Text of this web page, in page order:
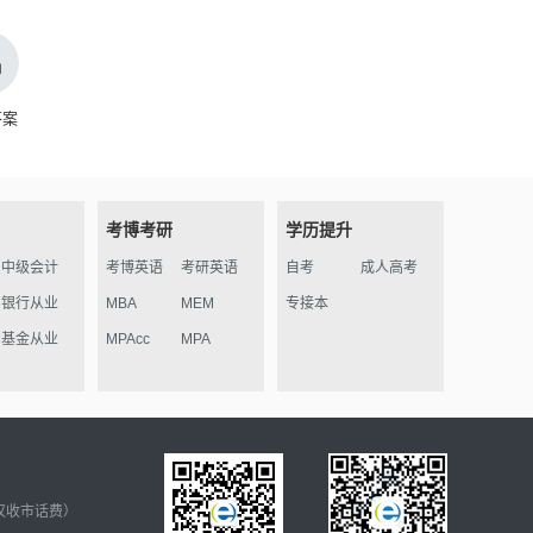
中级会计
银行从业
基金从业
考博考研
考博英语 考研英语
MBA MEM
MPAcc MPA
学历提升
自考 成人高考
专接本
收市话费）